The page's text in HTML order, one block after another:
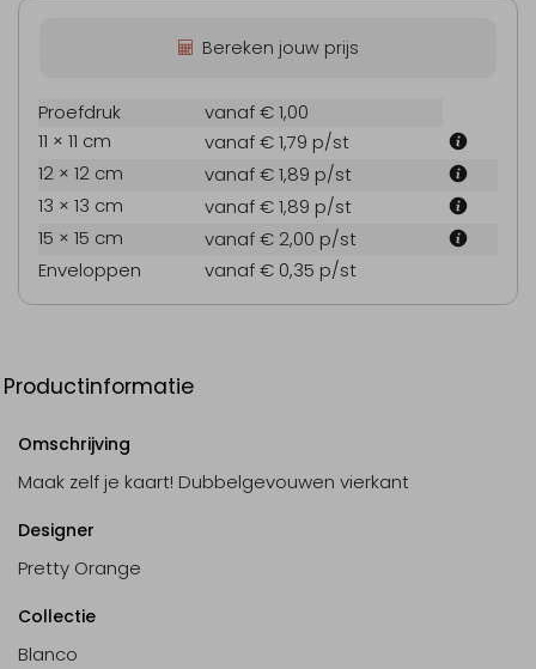
Bereken jouw prijs
Proefdruk
vanaf € 1,00
11 × 11 cm
vanaf € 1,79 p/st
12 × 12 cm
vanaf € 1,89 p/st
13 × 13 cm
vanaf € 1,89 p/st
15 × 15 cm
vanaf € 2,00 p/st
Enveloppen
vanaf € 0,35 p/st
Productinformatie
Omschrijving
Maak zelf je kaart! Dubbelgevouwen vierkant
Designer
Pretty Orange
Collectie
Blanco